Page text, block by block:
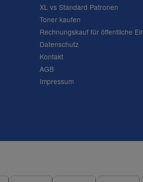
Frage abschicken
XL vs Standard Patronen
Toner kaufen
Rechnungskauf für öffentliche
Datenschutz
Kontakt
AGB
Impressum